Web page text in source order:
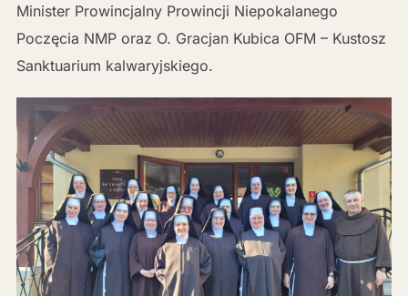
Minister Prowincjalny Prowincji Niepokalanego
Poczęcia NMP oraz O. Gracjan Kubica OFM – Kustosz
Sanktuarium kalwaryjskiego.